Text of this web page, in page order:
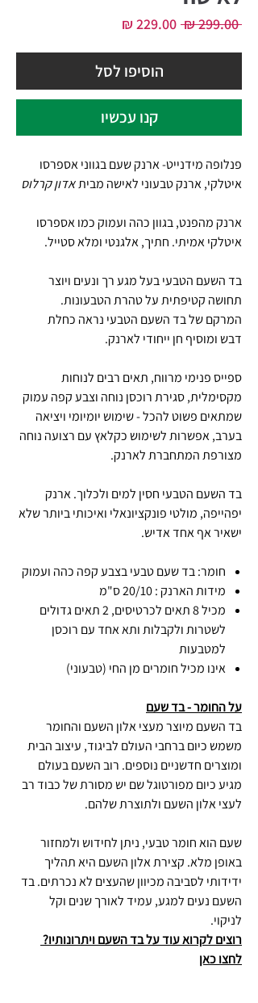
‏299.00 ‏₪
מחיר
הוסיפו לסל
קנו עכשיו
פנלופה מידנייט- ארנק שעם בגווני אספרסו
איטלקי, ארנק טבעוני לאישה מביתאדון קרלוס
ארנק מהפנט, בגוון כהה ועמוק כמו אספרסו
איטלקי אמיתי. חתיך, אלגנטי ומלא סטייל.
בד השעם הטבעי בעל מגע רך ונעים ויוצר
תחושה קטיפתית על טהרת הטבעונות.
המרקם של בד השעם הטבעי נראה כחלת
דבש ומוסיף חן ייחודי לארנק.
ספייס פנימי מרווח, תאים רבים לנוחות
מקסימלית, סגירת רוכסן נוחה וצבע קפה עמוק
שמתאים פשוט להכל - שימוש יומיומי ויציאה
בערב, אפשרות לשימוש כקלאץ עם רצועה נוחה
מצורפת המתחברת לארנק.
בד השעם הטבעי חסין למים ולכלוך. ארנק
יפהייפה, מולטי פונקציונאלי ואיכותי ביותר שלא
ישאיר אף אחד אדיש.
חומר: בד שעם טבעי בצבע קפה כהה ועמוק
מידות הארנק : 20/10 ס"מ
מכיל 8 תאים לכרטיסים, 2 תאים גדולים
לשטרות ולקבלות ותא אחד עם רוכסן
למטבעות
אינו מכיל חומרים מן החי (טבעוני)
על החומר - בד שעם
בד השעם מיוצר מעצי אלון השעם והחומר
משמש כיום ברחבי העולם לביגוד, עיצוב הבית
ומוצרים חדשניים נוספים. רוב השעם בעולם
מגיע כיום מפורטוגל שם יש מסורת של כבוד רב
לעצי אלון השעם ולתוצרת שלהם.
שעם הוא חומר טבעי, ניתן לחידוש ולמחזור
באופן מלא. קצירת אלון השעם היא תהליך
ידידותי לסביבה מכיוון שהעצים לא נכרתים. בד
השעם נעים למגע, עמיד לאורך שנים וקל
לניקוי.
רוצים לקרוא עוד על בד השעם ויתרונותיו?
לחצו כאן